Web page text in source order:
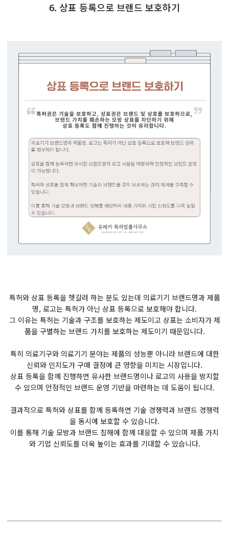
6. 상표 등록으로 브랜드 보호하기
특허와 상표 등록을 헷갈려 하는 분도 있는데 의료기기 브랜드명과 제품
명, 로고는 특허가 아닌 상표 등록으로 보호해야 합니다.
그 이유는 특허는 기술과 구조를 보호하는 제도이고 상표는 소비자가 제
품을 구별하는 브랜드 가치를 보호하는 제도이기 때문입니다.
특히 의료기구와 의료기기 분야는 제품의 성능뿐 아니라 브랜드에 대한
신뢰와 인지도가 구매 결정에 큰 영향을 미치는 시장입니다.
상표 등록을 함께 진행하면 유사한 브랜드명이나 로고의 사용을 방지할
수 있으며 안정적인 브랜드 운영 기반을 마련하는 데 도움이 됩니다.
결과적으로 특허와 상표를 함께 등록하면 기술 경쟁력과 브랜드 경쟁력
을 동시에 보호할 수 있습니다.
이를 통해 기술 모방과 브랜드 침해에 함께 대응할 수 있으며 제품 가치
와 기업 신뢰도를 더욱 높이는 효과를 기대할 수 있습니다.